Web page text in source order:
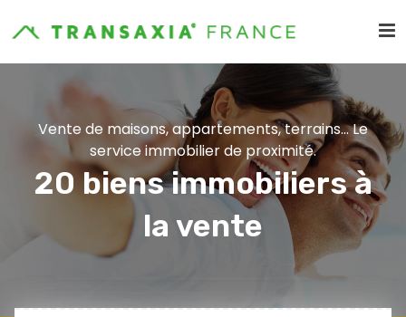
Vente de maisons, appartements, terrains... Le
service immobilier de proximité.
20 biens immobiliers à
la vente